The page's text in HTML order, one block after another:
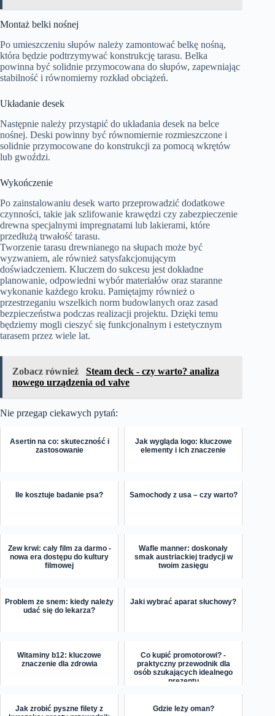
Montaż belki nośnej
Po umieszczeniu słupów należy zamontować belkę nośną,
która będzie podtrzymywać konstrukcję tarasu. Belka
powinna być solidnie przymocowana do słupów, zapewniając
stabilność i równomierny rozkład obciążeń.
Układanie desek
Następnie należy przystąpić do układania desek na belce
nośnej. Deski powinny być równomiernie rozmieszczone i
solidnie przymocowane do konstrukcji za pomocą wkrętów
lub gwoździ.
Wykończenie
Po zainstalowaniu desek warto przeprowadzić dodatkowe
czynności, takie jak szlifowanie krawędzi czy zabezpieczenie
drewna specjalnymi impregnatami lub lakierami, które
przedłużą trwałość tarasu.
Tworzenie tarasu drewnianego na słupach może być
wyzwaniem, ale również satysfakcjonującym
doświadczeniem. Kluczem do sukcesu jest dokładne
planowanie, odpowiedni wybór materiałów oraz staranne
wykonanie każdego kroku. Pamiętajmy również o
przestrzeganiu wszelkich norm budowlanych oraz zasad
bezpieczeństwa podczas realizacji projektu. Dzięki temu
będziemy mogli cieszyć się funkcjonalnym i estetycznym
tarasem przez wiele lat.
Zobacz również
Steam deck - czy warto? analiza
nowego urządzenia od valve
Nie przegap ciekawych pytań:
Asertin na co: skuteczność i
zastosowanie
Jak wygląda logo: kluczowe
elementy i ich znaczenie
Ile kosztuje badanie psa? Samochody z usa – czy warto?
Zew krwi: cały film za darmo -
nowa era dostępu do kultury
filmowej
Wafle manner: doskonały
smak austriackiej tradycji w
twoim zasięgu
Problem ze snem: kiedy należy
udać się do lekarza?
Jaki wybrać aparat słuchowy?
Witaminy b12: kluczowe
znaczenie dla zdrowia
Co kupić promotorowi? -
praktyczny przewodnik dla
osób szukających idealnego
prezentu
Jak zrobić pyszne filety z
Gdzie leży oman?